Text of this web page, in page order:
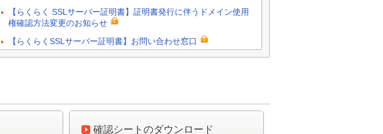
【らくらく SSLサーバー証明書】証明書発行に伴うドメイン使用
権確認方法変更のお知らせ
【らくらくSSLサーバー証明書】お問い合わせ窓口
確認シートのダウンロード